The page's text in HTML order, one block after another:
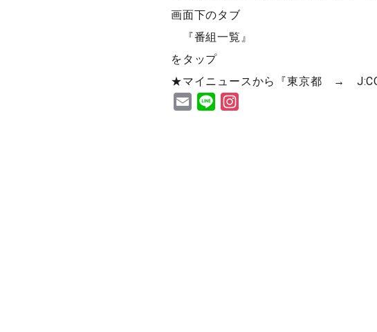
画面下のタブ
『番組一覧』
をタップ
★マイニュースから『東京都 →
Email
Line